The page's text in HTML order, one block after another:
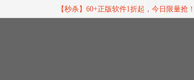
【秒杀】60+正版软件1折起，今日限量抢！